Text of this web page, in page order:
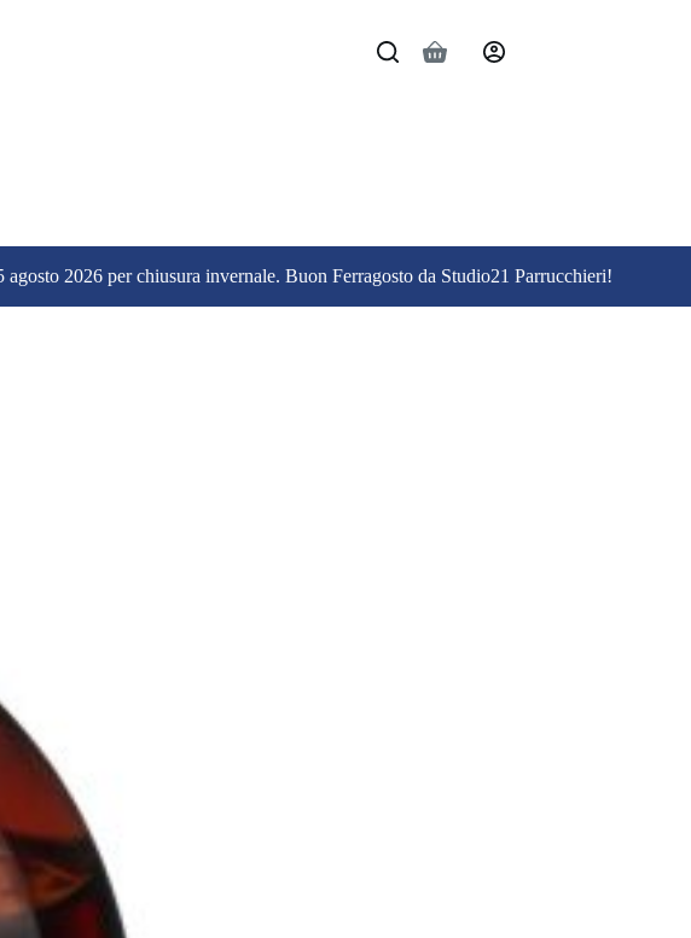
Carrello
2026 per chiusura invernale. Buon Ferragosto da Studio21 Parrucchieri!